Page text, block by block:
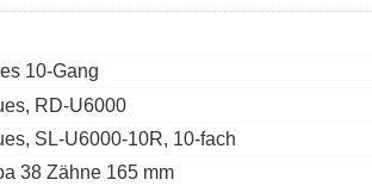
10-Gang
RD-U6000
SL-U6000-10R, 10-fach
38 Zähne 165 mm